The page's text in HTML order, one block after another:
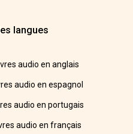
langues
audio en anglais
audio en espagnol
audio en portugais
audio en français